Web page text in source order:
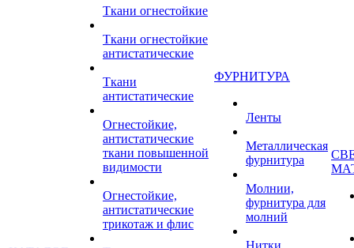
Ткани огнестойкие
Ткани огнестойкие
антистатические
Ткани
антистатические
Огнестойкие,
антистатические
ткани повышенной
видимости
Огнестойкие,
антистатические
трикотаж и флис
ФУРНИТУРА
Ленты
Металлическая
фурнитура
Молнии,
фурнитура для
молний
Нитки